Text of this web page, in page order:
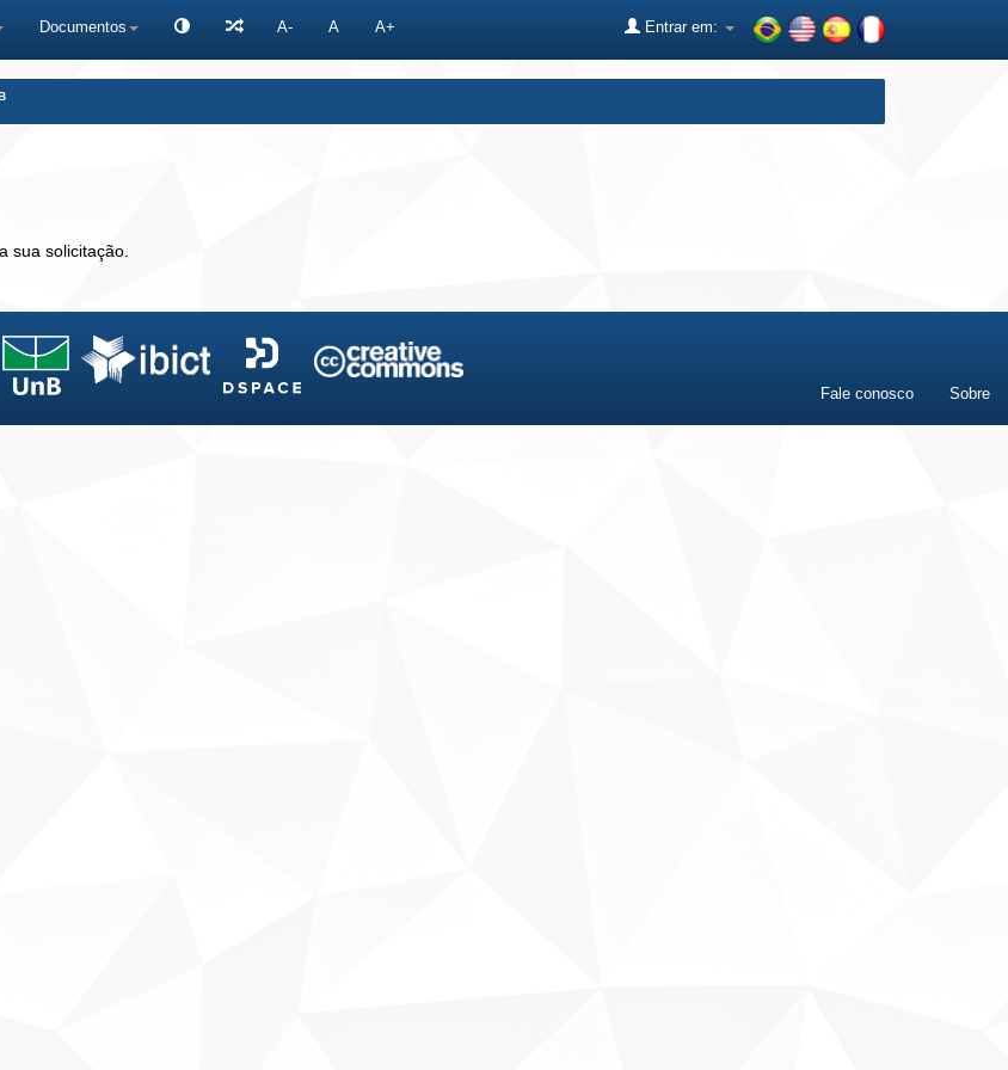
Documentos A- A A+ Entrar em:
sua solicitação.
Fale conosco Sobre